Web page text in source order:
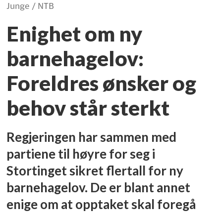
Junge / NTB
Enighet om ny
barnehagelov:
Foreldres ønsker og
behov står sterkt
Regjeringen har sammen med
partiene til høyre for seg i
Stortinget sikret flertall for ny
barnehagelov. De er blant annet
enige om at opptaket skal foregå